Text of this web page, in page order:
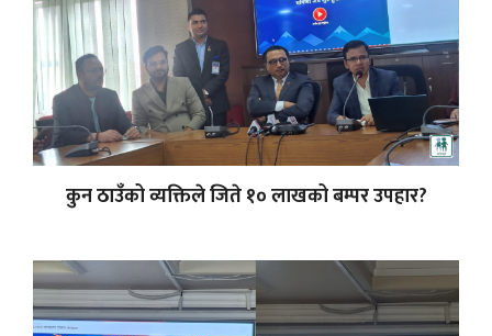
कुन ठाउँको व्यक्तिले जिते १० लाखको बम्पर उपहार?